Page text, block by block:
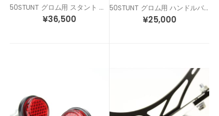
50STUNT グロム用 スタント リア/フロントスプロケット チェーン フルセット
¥36,500
50STUNT グロム用 ハンドルバー クランプ コンバーター
¥25,000